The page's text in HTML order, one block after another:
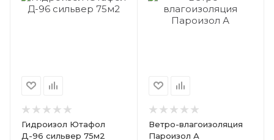
Гидроизол Ютафол
Д-96 сильвер 75м2
Ветро-влагоизоляция
Пароизол А